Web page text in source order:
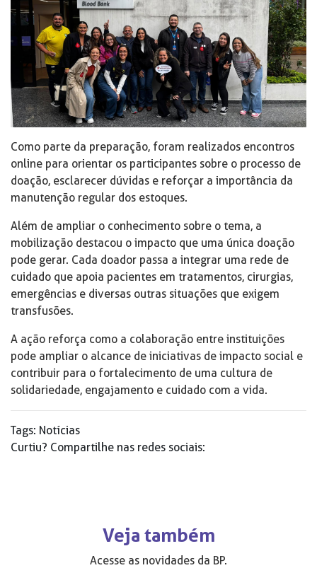
Como parte da preparação, foram realizados encontros
online para orientar os participantes sobre o processo de
doação, esclarecer dúvidas e reforçar a importância da
manutenção regular dos estoques.
Além de ampliar o conhecimento sobre o tema, a
mobilização destacou o impacto que uma única doação
pode gerar. Cada doador passa a integrar uma rede de
cuidado que apoia pacientes em tratamentos, cirurgias,
emergências e diversas outras situações que exigem
transfusões.
A ação reforça como a colaboração entre instituições
pode ampliar o alcance de iniciativas de impacto social e
contribuir para o fortalecimento de uma cultura de
solidariedade, engajamento e cuidado com a vida.
Tags: Notícias
Curtiu? Compartilhe nas redes sociais:
Veja também
Acesse as novidades da BP.